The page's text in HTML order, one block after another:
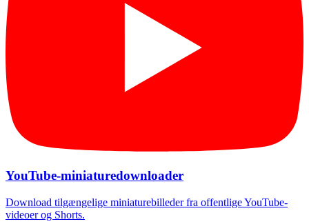
YouTube-miniaturedownloader
Download tilgængelige miniaturebilleder fra offentlige YouTube-
videoer og Shorts.